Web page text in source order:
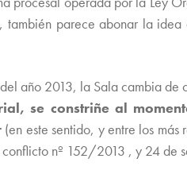
parece abonar la
año 2013, la Sala cambia de
se constriñe al
(en este sentido, y entre los
nº 152/2013 , y 24 de